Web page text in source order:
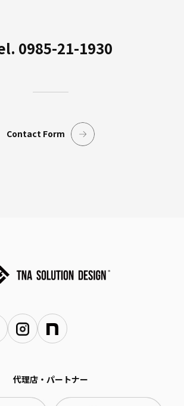
0985-21-1930
Contact Form
代理店・パートナー